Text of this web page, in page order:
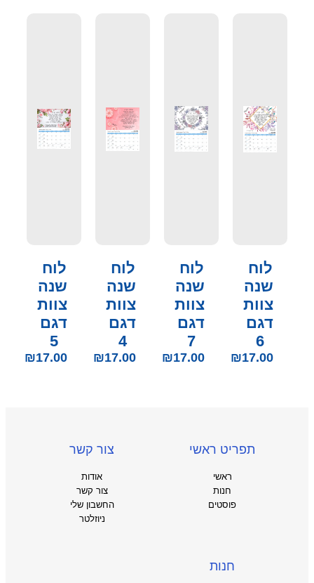
לוח
שנה
צוות
דגם
6
₪17.00
לוח
שנה
צוות
דגם
7
₪17.00
לוח
שנה
צוות
דגם
4
₪17.00
לוח
שנה
צוות
דגם
5
₪17.00
תפריט ראשי
ראשי
חנות
פוסטים
צור קשר
אודות
צור קשר
החשבון שלי
ניוזלטר
חנות